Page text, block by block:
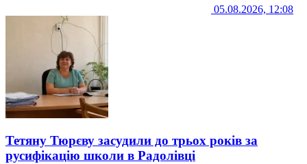
05.08.2026, 12:08
Тетяну Тюрєву засудили до трьох років за
русифікацію школи в Радолівці